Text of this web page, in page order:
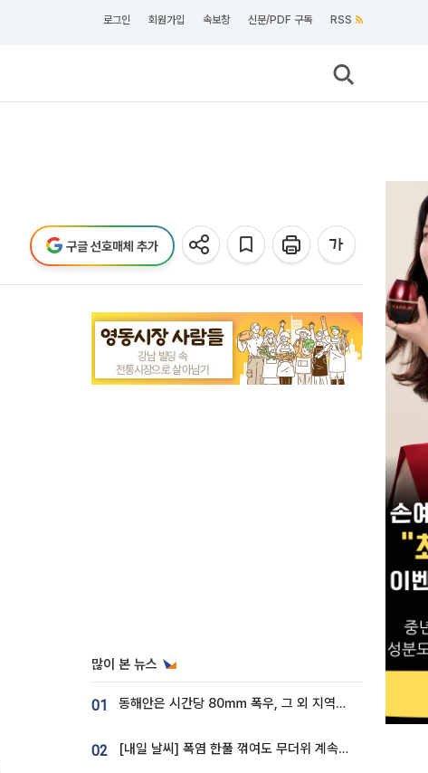
로그인 회원가입 속보창 신문/PDF 구독 RSS
구글 선호매체 추가
많이 본 뉴스
01 동해안은 시간당 80㎜ 폭우, 그 외 지역은 폭염…‘극과 극 날씨’
02 [내일 날씨] 폭염 한풀 꺾여도 무더위 계속⋯동해안 이틀 연속 비